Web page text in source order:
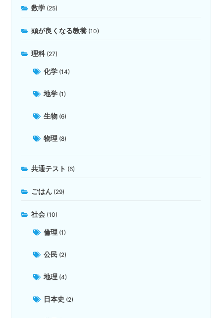
数学 (25)
頭が良くなる教養 (10)
理科 (27)
化学 (14)
地学 (1)
生物 (6)
物理 (8)
共通テスト (6)
ごはん (29)
社会 (10)
倫理 (1)
公民 (2)
地理 (4)
日本史 (2)